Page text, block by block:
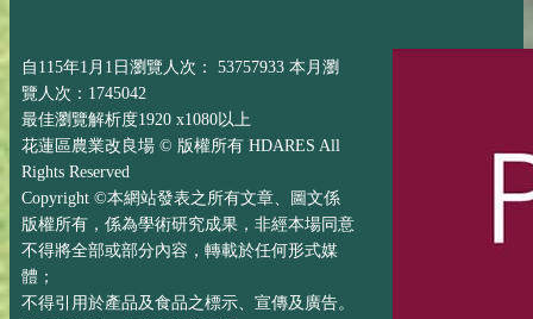
自115年1月1日瀏覽人次： 53757933 本月瀏
覽人次：1745042
最佳瀏覽解析度1920 x1080以上
花蓮區農業改良場 © 版權所有 HDARES All
Rights Reserved
Copyright ©本網站發表之所有文章、圖文係
版權所有，係為學術研究成果，非經本場同意
不得將全部或部分內容，轉載於任何形式媒
體；
不得引用於產品及食品之標示、宣傳及廣告。